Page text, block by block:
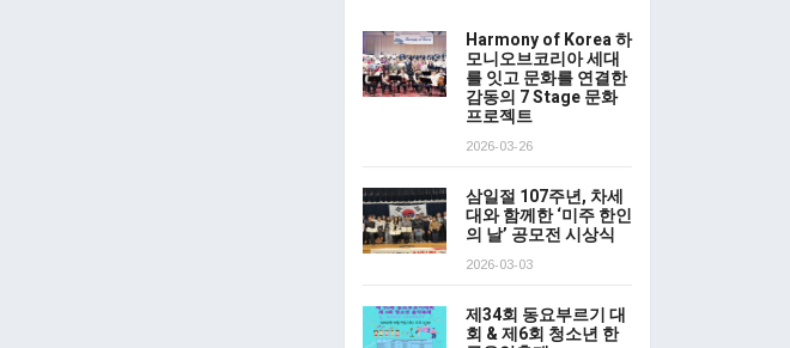
Harmony of Korea 하
모니오브코리아 세대
를 잇고 문화를 연결한
감동의 7 Stage 문화
프로젝트
2026-03-26
삼일절 107주년, 차세
대와 함께한 ‘미주 한인
의 날’ 공모전 시상식
2026-03-03
제34회 동요부르기 대
회 & 제6회 청소년 한